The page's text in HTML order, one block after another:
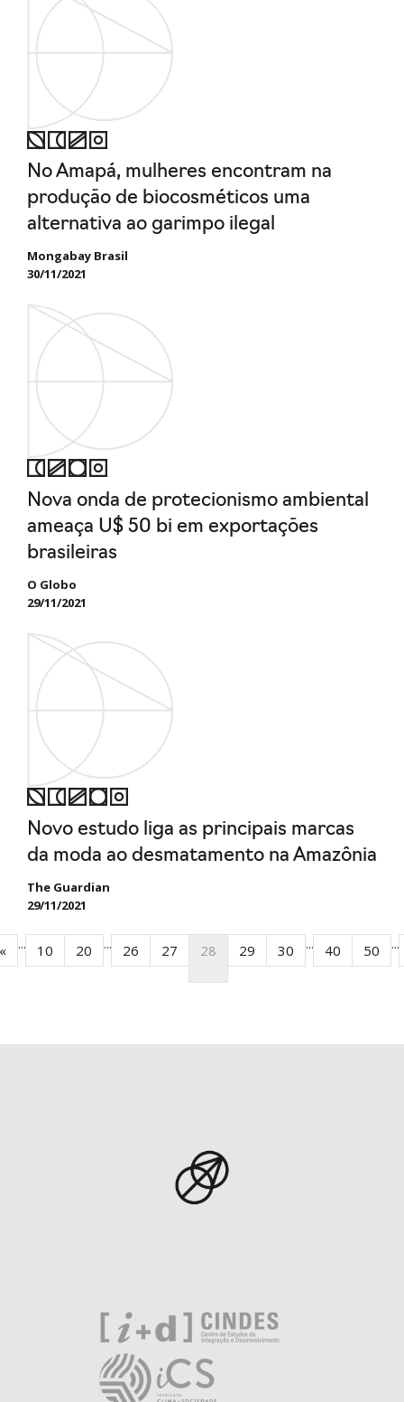
No Amapá, mulheres encontram na
produção de biocosméticos uma
alternativa ao garimpo ilegal
Mongabay Brasil
30/11/2021
Nova onda de protecionismo ambiental
ameaça U$ 50 bi em exportações
brasileiras
O Globo
29/11/2021
Novo estudo liga as principais marcas
da moda ao desmatamento na Amazônia
The Guardian
29/11/2021
... 10 20 ... 26 27 28 29 30 ... 40 50 ...